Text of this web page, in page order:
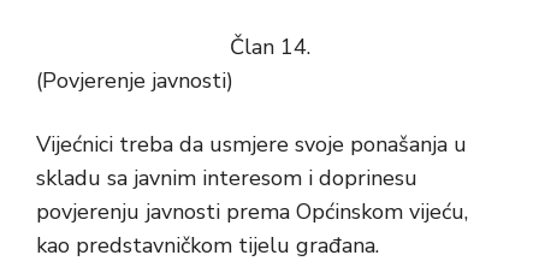
Član 14.
(Povjerenje javnosti)
Vijećnici treba da usmjere svoje ponašanja u
skladu sa javnim interesom i doprinesu
povjerenju javnosti prema Općinskom vijeću,
kao predstavničkom tijelu građana.